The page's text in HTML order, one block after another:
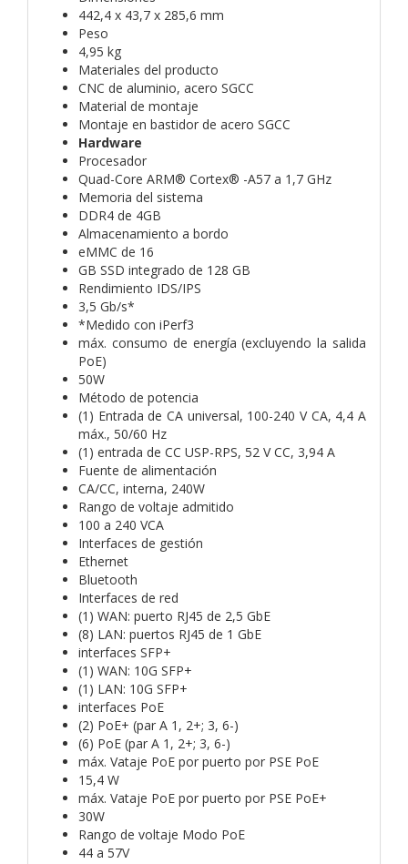
442,4 x 43,7 x 285,6 mm
Peso
4,95 kg
Materiales del producto
CNC de aluminio, acero SGCC
Material de montaje
Montaje en bastidor de acero SGCC
Hardware
Procesador
Quad-Core ARM® Cortex® -A57 a 1,7 GHz
Memoria del sistema
DDR4 de 4GB
Almacenamiento a bordo
eMMC de 16
GB SSD integrado de 128 GB
Rendimiento IDS/IPS
3,5 Gb/s*
*Medido con iPerf3
máx. consumo de energía (excluyendo la salida
PoE)
50W
Método de potencia
(1) Entrada de CA universal, 100-240 V CA, 4,4 A
máx., 50/60 Hz
(1) entrada de CC USP-RPS, 52 V CC, 3,94 A
Fuente de alimentación
CA/CC, interna, 240W
Rango de voltaje admitido
100 a 240 VCA
Interfaces de gestión
Ethernet
Bluetooth
Interfaces de red
(1) WAN: puerto RJ45 de 2,5 GbE
(8) LAN: puertos RJ45 de 1 GbE
interfaces SFP+
(1) WAN: 10G SFP+
(1) LAN: 10G SFP+
interfaces PoE
(2) PoE+ (par A 1, 2+; 3, 6-)
(6) PoE (par A 1, 2+; 3, 6-)
máx. Vataje PoE por puerto por PSE PoE
15,4 W
máx. Vataje PoE por puerto por PSE PoE+
30W
Rango de voltaje Modo PoE
44 a 57V